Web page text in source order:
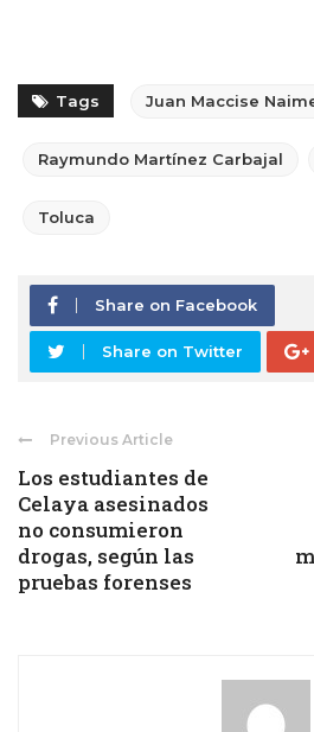
Tags Juan Maccise
Raymundo Martínez Carbajal
Toluca
Share on Facebook
Share on Twitter
Previous Article
Los estudiantes de
Celaya asesinados
no consumieron
drogas, según las
pruebas forenses